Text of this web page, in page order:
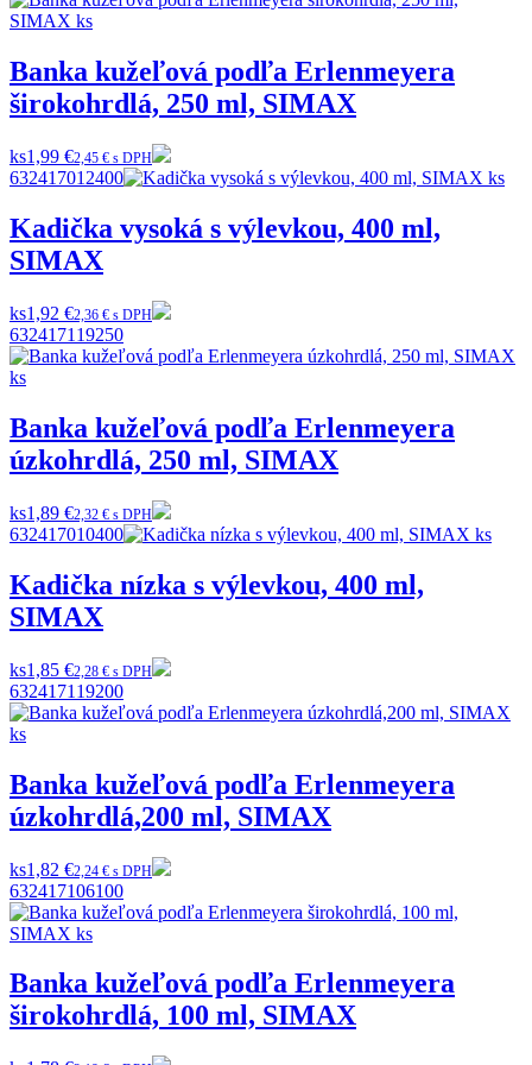
Banka kužeľová podľa Erlenmeyera
širokohrdlá, 250 ml, SIMAX
ks1,99 €2,45 € s DPH
632417012400
Kadička vysoká s výlevkou, 400 ml,
SIMAX
ks1,92 €2,36 € s DPH
632417119250
Banka kužeľová podľa Erlenmeyera
úzkohrdlá, 250 ml, SIMAX
ks1,89 €2,32 € s DPH
632417010400
Kadička nízka s výlevkou, 400 ml,
SIMAX
ks1,85 €2,28 € s DPH
632417119200
Banka kužeľová podľa Erlenmeyera
úzkohrdlá,200 ml, SIMAX
ks1,82 €2,24 € s DPH
632417106100
Banka kužeľová podľa Erlenmeyera
širokohrdlá, 100 ml, SIMAX